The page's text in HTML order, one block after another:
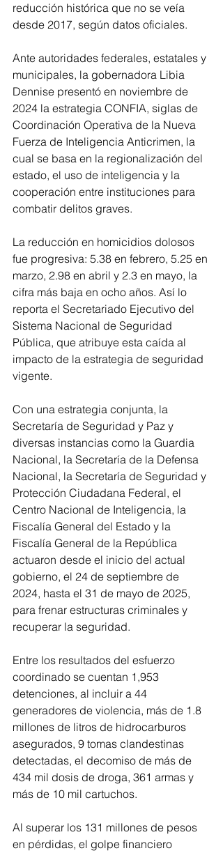
reducción histórica que no se veía
desde 2017, según datos oficiales.
Ante autoridades federales, estatales y
municipales, la gobernadora Libia
Dennise presentó en noviembre de
2024 la estrategia CONFIA, siglas de
Coordinación Operativa de la Nueva
Fuerza de Inteligencia Anticrimen, la
cual se basa en la regionalización del
estado, el uso de inteligencia y la
cooperación entre instituciones para
combatir delitos graves.
La reducción en homicidios dolosos
fue progresiva: 5.38 en febrero, 5.25 en
marzo, 2.98 en abril y 2.3 en mayo, la
cifra más baja en ocho años. Así lo
reporta el Secretariado Ejecutivo del
Sistema Nacional de Seguridad
Pública, que atribuye esta caída al
impacto de la estrategia de seguridad
vigente.
Con una estrategia conjunta, la
Secretaría de Seguridad y Paz y
diversas instancias como la Guardia
Nacional, la Secretaría de la Defensa
Nacional, la Secretaría de Seguridad y
Protección Ciudadana Federal, el
Centro Nacional de Inteligencia, la
Fiscalía General del Estado y la
Fiscalía General de la República
actuaron desde el inicio del actual
gobierno, el 24 de septiembre de
2024, hasta el 31 de mayo de 2025,
para frenar estructuras criminales y
recuperar la seguridad.
Entre los resultados del esfuerzo
coordinado se cuentan 1,953
detenciones, al incluir a 44
generadores de violencia, más de 1.8
millones de litros de hidrocarburos
asegurados, 9 tomas clandestinas
detectadas, el decomiso de más de
434 mil dosis de droga, 361 armas y
más de 10 mil cartuchos.
Al superar los 131 millones de pesos
en pérdidas, el golpe financiero